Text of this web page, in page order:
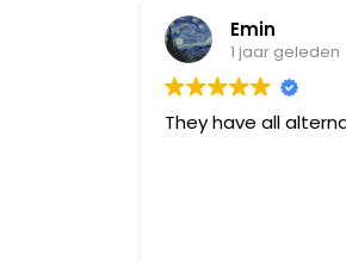
Emin
1 jaar geleden
They have all